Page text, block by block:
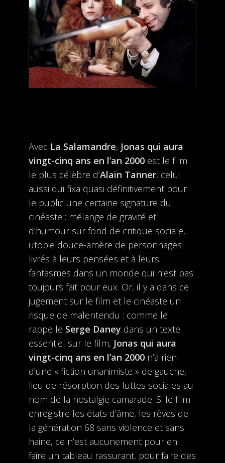
Avec La Salamandre, Jonas qui aura
vingt-cinq ans en l’an 2000est le film
le plus célèbre d’Alain Tanner, celui
aussi qui fixa quasi définitivement pour
le public une certaine signature du
cinéaste : mélange de gravité et
d’humour sur fond de critique sociale,
utopie douce-amère de personnages
livrés à leurs pensées et à leurs
fantasmes dans un monde qui n’est pas
toujours fait pour eux. Or, il y a dans ce
jugement sur le film et le cinéaste un
risque de malentendu : comme le
rappelle Serge Daney dans un texte
essentiel sur le film, Jonas qui aura
vingt-cinq ans en l’an 2000n’a rien
d’une « fiction unanimiste » de gauche,
lieu de résorption des luttes sociales au
nom de la nostalgie camarade. Si le film
enregistre les états d’âme, les rêves de
la génération 68 sans violence et sans
haine, ce n’est aucunement pour en
faire un tableau rassurant, pour faire des